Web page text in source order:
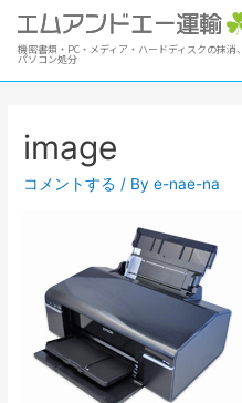
機密書類・PC・メディア・ハードディスクの抹消、
パソコン処分
image
コメントする / Bye-nae-na